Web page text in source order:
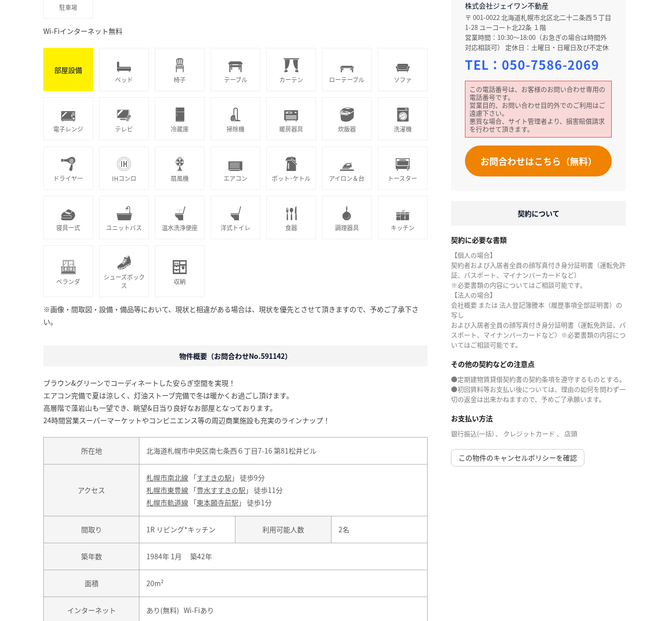
株式会社ジェイワン不動産
〒 001-0022 北海道札幌市北区北二十二条西５丁目
1-28 ユーコート北22条 １階
営業時間：10:30～18:00（お急ぎの場合は時間外
対応相談可） 定休日：土曜日・日曜日及び不定休
TEL： 050-7586-2069
この電話番号は、お客様のお問い合わせ専用の
電話番号です。
営業目的、お問い合わせ目的外でのご利用はご
遠慮下さい。
悪質な場合、サイト管理者より、損害賠償請求
を行わせて頂きます。
お問合わせはこちら（無料）
契約について
契約に必要な書類
【個人の場合】
契約者および入居者全員の顔写真付き身分証明書（運転免許
証、パスポート、マイナンバーカードなど）
※必要書類の内容についてはご相談可能です。
【法人の場合】
会社概要 または 法人登記簿謄本（履歴事項全部証明書）の
写し
および入居者全員の顔写真付き身分証明書（運転免許証、パ
スポート、マイナンバーカードなど）※必要書類の内容につ
いてはご相談可能です。
その他の契約などの注意点
●定期建物賃貸借契約書の契約条項を遵守するものとする。
●初回賃料等お支払い後については、理由の如何を問わず一
切の返金は出来かねますので、予めご了承願います。
お支払い方法
銀行振込(一括) 、 クレジットカード 、 店頭
この物件のキャンセルポリシーを確認
駐車場
Wi-Fiインターネット無料
部屋設備
ベッド 椅子 テーブル カーテン ローテーブル ソファ
電子レンジ テレビ 冷蔵庫 掃除機 暖房器具 炊飯器 洗濯機
ドライヤー IHコンロ 扇風機 エアコン ポット･ケトル アイロン＆台 トースター
寝具一式 ユニットバス 温水洗浄便座 洋式トイレ 食器 調理器具 キッチン
ベランダ
シューズボック
ス
収納
※画像・間取図・設備・備品等において、現状と相違がある場合は、現状を優先とさせて頂きますので、予めご了承下さ
い。
物件概要（お問合わせNo.591142）
ブラウン&グリーンでコーディネートした安らぎ空間を実現！
エアコン完備で夏は涼しく、灯油ストーブ完備で冬は暖かくお過ごし頂けます。
高層階で藻岩山も一望でき、眺望&日当り良好なお部屋となっております。
24時間営業スーパーマーケットやコンビニエンス等の周辺商業施設も充実のラインナップ！
所在地 北海道札幌市中央区南七条西６丁目7-16 第81松井ビル
アクセス
札幌市南北線 「すすきの駅 」 徒歩9分
札幌市東豊線 「豊水すすきの駅 」 徒歩11分
札幌市軌道線 「東本願寺前駅 」 徒歩1分
間取り 1R リビング*キッチン 利用可能人数 2名
築年数 1984年 1月 築42年
面積 20m²
インターネット あり(無料) Wi-Fiあり